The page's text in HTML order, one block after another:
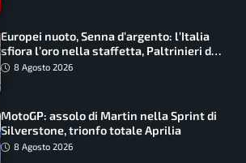
Europei nuoto, Senna d’argento: l’Italia
sfiora l’oro nella staffetta, Paltrinieri da
urlo, il bilancio azzurro
8 Agosto 2026
MotoGP: assolo di Martin nella Sprint di
Silverstone, trionfo totale Aprilia
8 Agosto 2026